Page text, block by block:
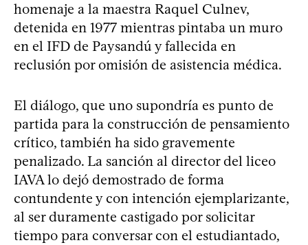
homenaje a la maestra Raquel Culnev,
detenida en 1977 mientras pintaba un muro
en el IFD de Paysandú y fallecida en
reclusión por omisión de asistencia médica.
El diálogo, que uno supondría es punto de
partida para la construcción de pensamiento
crítico, también ha sido gravemente
penalizado. La sanción al director del liceo
IAVA lo dejó demostrado de forma
contundente y con intención ejemplarizante,
al ser duramente castigado por solicitar
tiempo para conversar con el estudiantado,